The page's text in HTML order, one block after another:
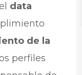
data
de la
perfiles